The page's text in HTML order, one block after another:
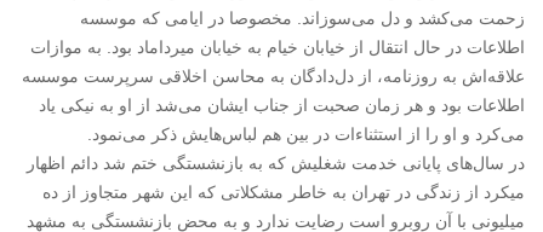
زحمت می‌کشد و دل می‌سوزاند. مخصوصا در ایامی که موسسه
اطلاعات در حال انتقال از خیابان خیام به خیابان میرداماد بود. به موازات
علاقه‌اش به روزنامه، از دل‌دادگان به محاسن اخلاقی سرپرست موسسه
اطلاعات بود و هر زمان صحبت از جناب ایشان می‌شد از او به نیکی یاد
می‌کرد و او را از استثناء‌ات در بین هم لباس‌هایش ذکر می‌نمود.
در سال‌های پایانی خدمت شغلیش که به بازنشستگی ختم شد دائم اظهار
میکرد از زندگی در تهران به خاطر مشکلاتی که این شهر متجاوز از ده
میلیونی با آن روبرو است رضایت ندارد و به محض بازنشستگی به مشهد